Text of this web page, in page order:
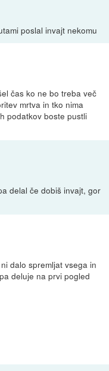
poslal invajt nekomu
čas ko ne bo treba več
mrtva in tko nima
podatkov boste pustli
delal če dobiš invajt, gor
dalo spremljat vsega in
deluje na prvi pogled